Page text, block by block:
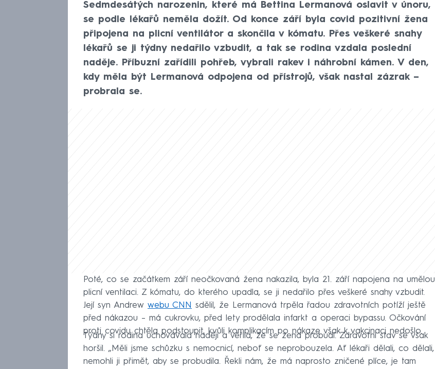
Sedmdesátých narozenin, které má Bettina Lermanová oslavit v únoru,
se podle lékařů neměla dožít. Od konce září byla covid pozitivní žena
připojena na plicní ventilátor a skončila v kómatu. Přes veškeré snahy
lékařů se ji týdny nedařilo vzbudit, a tak se rodina vzdala poslední
naděje. Příbuzní zařídili pohřeb, vybrali rakev i náhrobní kámen. V den,
kdy měla být Lermanová odpojena od přístrojů, však nastal zázrak –
probrala se.
Poté, co se začátkem září neočkovaná žena nakazila, byla 21. září napojena na umělou
plicní ventilaci. Z kómatu, do kterého upadla, se ji nedařilo přes veškeré snahy vzbudit.
Její syn Andrew webu CNN sdělil, že Lermanová trpěla řadou zdravotních potíží ještě
před nákazou – má cukrovku, před lety prodělala infarkt a operaci bypassu. Očkování
proti covidu chtěla podstoupit, kvůli komplikacím po nákaze však k vakcinaci nedošlo.
Týdny si rodina uchovávala naději a věřila, že se žena probudí. Zdravotní stav se však
horšil. „Měli jsme schůzku s nemocnicí, neboť se neprobouzela. Ať lékaři dělali, co dělali,
nemohli ji přimět, aby se probudila. Řekli nám, že má naprosto zničené plíce, je tam